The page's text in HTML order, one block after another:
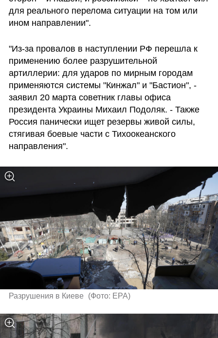
для реального перелома ситуации на том или
ином направлении".
"Из-за провалов в наступлении РФ перешла к
применению более разрушительной
артиллерии: для ударов по мирным городам
применяются системы "Кинжал" и "Бастион", -
заявил 20 марта советник главы офиса
президента Украины Михаил Подоляк. - Также
Россия панически ищет резервы живой силы,
стягивая боевые части с Тихоокеанского
направления".
Разрушения в Киеве (Фото: EPA)